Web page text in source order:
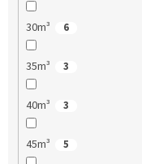
30m³ 6
35m³ 3
40m³ 3
45m³ 5